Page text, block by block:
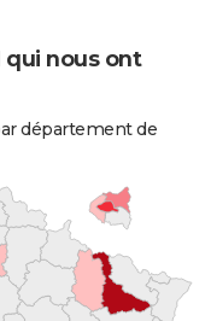
qui nous ont
département de